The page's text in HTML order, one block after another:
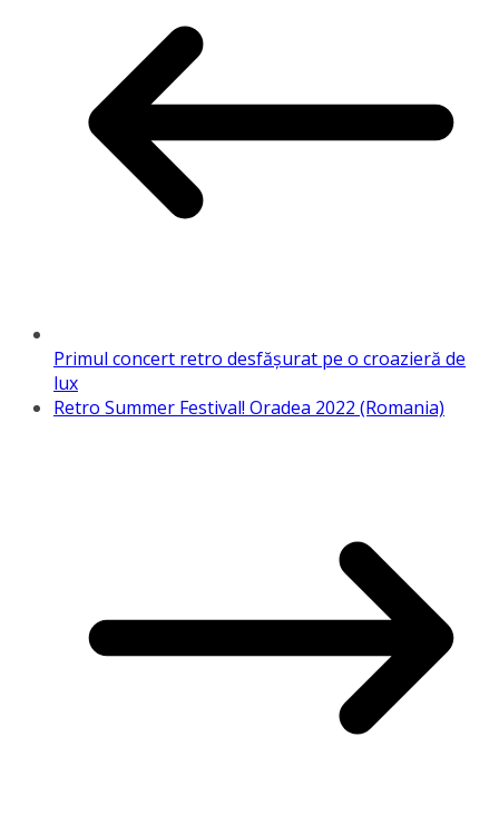
Primul concert retro desfășurat pe o croazieră de
lux
Retro Summer Festival! Oradea 2022 (Romania)